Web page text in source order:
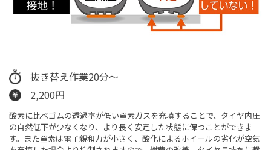
抜き替え作業20分～
2,200円
酸素に比べゴムの透過率が低い窒素ガスを充填することで、タイヤ内圧
の自然低下が少なくなり、より長く安定した状態に保つことができま
す。また窒素は電子親和力が小さく、酸化によるホイールの劣化が空気